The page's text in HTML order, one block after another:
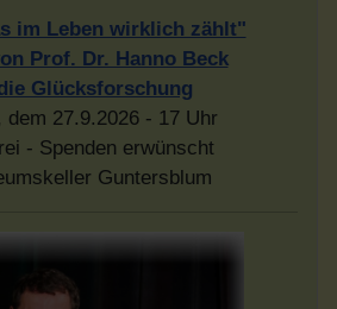
im Leben wirklich zählt"
Prof. Dr. Hanno Beck
Glücksforschung
dem 27.9.2026 - 17 Uhr
- Spenden erwünscht
Guntersblum